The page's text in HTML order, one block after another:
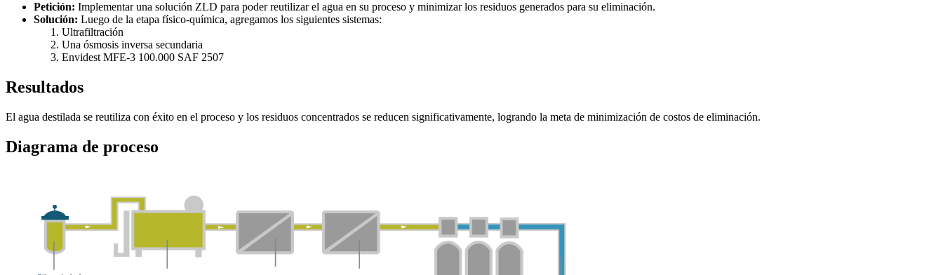
Petición: Implementar una solución ZLD para poder reutilizar el agua en su proceso y minimizar los residuos generados para su eliminación.
Solución: Luego de la etapa físico-química, agregamos los siguientes sistemas:
Ultrafiltración
Una ósmosis inversa secundaria
Envidest MFE-3 100.000 SAF 2507
Resultados
El agua destilada se reutiliza con éxito en el proceso y los residuos concentrados se reducen significativamente, logrando la meta de minimización de costos de eliminación.
Diagrama de proceso